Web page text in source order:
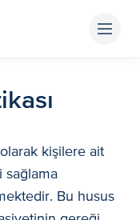
olarak kişilere ait
sağlama
Bu husus